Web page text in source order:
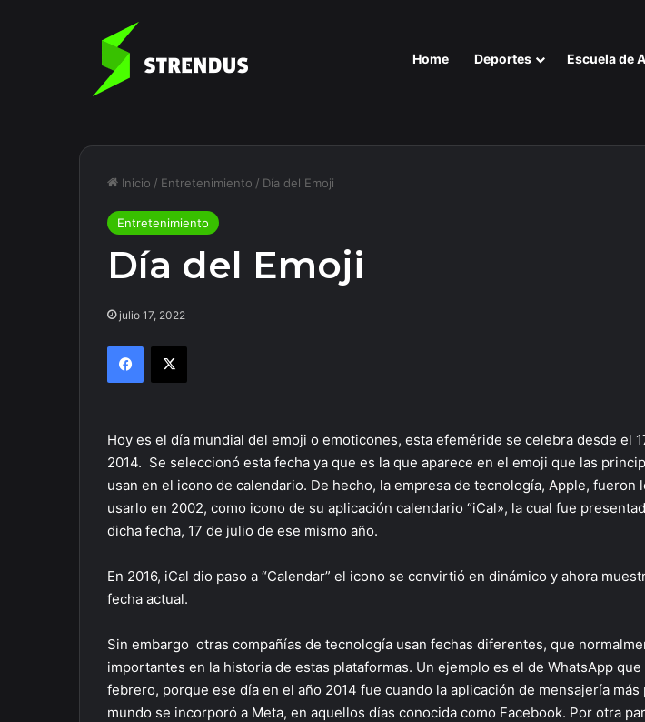
Home Deportes Escuela de
Inicio / Entretenimiento / Día del Emoji
Entretenimiento
Día del Emoji
julio 17, 2022
Facebook
X
Hoy es el día mundial del emoji o emoticones, esta efeméride se celebra desde el
2014. Se seleccionó esta fecha ya que es la que aparece en el emoji que las
usan en el icono de calendario. De hecho, la empresa de tecnología, Apple, fueron
usarlo en 2002, como icono de su aplicación calendario “iCal», la cual fue
dicha fecha, 17 de julio de ese mismo año.
En 2016, iCal dio paso a “Calendar” el icono se convirtió en dinámico y ahora
fecha actual.
Sin embargo otras compañías de tecnología usan fechas diferentes, que
importantes en la historia de estas plataformas. Un ejemplo es el de WhatsApp
febrero, porque ese día en el año 2014 fue cuando la aplicación de mensajería más
mundo se incorporó a Meta, en aquellos días conocida como Facebook. Por otra